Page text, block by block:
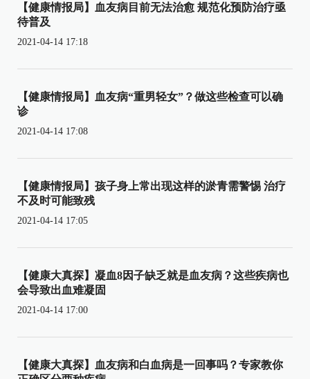
【健康情报局】血友病目前无法治愈 规范化预防治疗亟
待普及
2021-04-14 17:18
【健康情报局】血友病“重男轻女”？做这些检查可以确
诊
2021-04-14 17:08
【健康情报局】孩子身上常出现这样的淤青需警惕 治疗
不及时可能致残
2021-04-14 17:05
【健康大真探】凝血8因子缺乏就是血友病？这些疾病也
会导致出血难凝固
2021-04-14 17:00
【健康大真探】血友病和白血病是一回事吗？专家教你